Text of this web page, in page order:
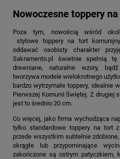
Nowoczesne toppery
Poza tym, nowością wśród
stylowe toppery na tort
oddawać osobisty charakter
Sakramento.pl świetnie spełnią
drewniane, naturalne wzory,
tworzywa modele wielokrotnego
bardzo wytrzymałe toppery,
Pierwszej Komunii Świętej. Z drugiej
jest to średnio 20 cm.
Co więcej, jako firma wychodząca
tylko standardowe toppery na tort
przede wszystkim subtelnie
okrągłe lub przypominające
zakończone są ostrym patyczkiem,